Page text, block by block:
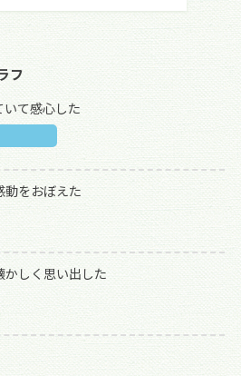
フ
いて感心した
動をおぼえた
かしく思い出した